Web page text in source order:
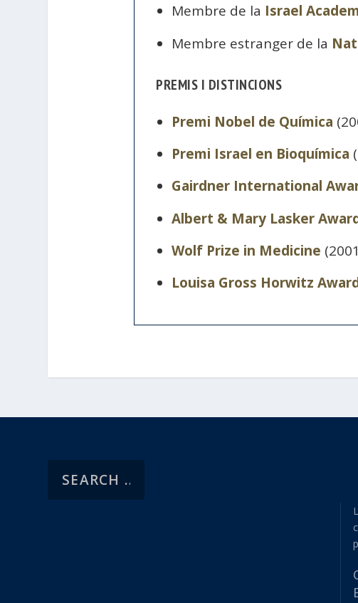
Membre de la Israel
Membre estranger de la
PREMIS I DISTINCIONS
Premi Nobel de Química
Premi Israel en Bioquímica
Gairdner International
Albert & Mary Lasker
Wolf Prize in Medicine
Louisa Gross Horwitz